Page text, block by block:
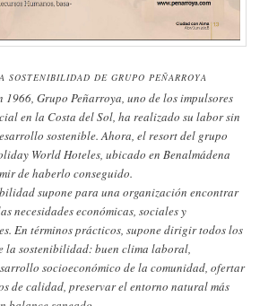
SOSTENIBILIDAD DE GRUPO PEÑARROYA
1966, Grupo Peñarroya, uno de los impulsores
en la Costa del Sol, ha realizado su labor sin
sostenible. Ahora, el resort del grupo
World Hoteles, ubicado en Benalmádena
de haberlo conseguido.
supone para una organización encontrar
necesidades económicas, sociales y
En términos prácticos, supone dirigir todos los
la sostenibilidad: buen clima laboral,
socioeconómico de la comunidad, ofertar
de calidad, preservar el entorno natural más